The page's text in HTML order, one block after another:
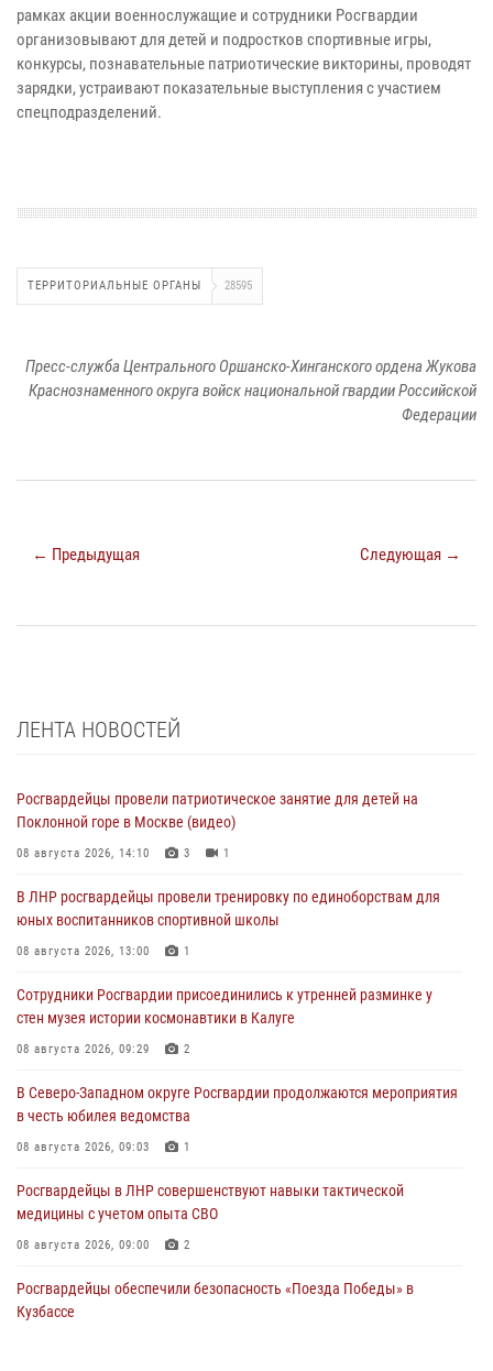
рамках акции военнослужащие и сотрудники Росгвардии
организовывают для детей и подростков спортивные игры,
конкурсы, познавательные патриотические викторины, проводят
зарядки, устраивают показательные выступления с участием
спецподразделений.
ТЕРРИТОРИАЛЬНЫЕ ОРГАНЫ 28595
Пресс-служба Центрального Оршанско-Хинганского ордена Жукова
Краснознаменного округа войск национальной гвардии Российской
Федерации
← Предыдущая Следующая →
ЛЕНТА НОВОСТЕЙ
Росгвардейцы провели патриотическое занятие для детей на
Поклонной горе в Москве (видео)
08 августа 2026, 14:10 3 1
В ЛНР росгвардейцы провели тренировку по единоборствам для
юных воспитанников спортивной школы
08 августа 2026, 13:00 1
Сотрудники Росгвардии присоединились к утренней разминке у
стен музея истории космонавтики в Калуге
08 августа 2026, 09:29 2
В Северо-Западном округе Росгвардии продолжаются мероприятия
в честь юбилея ведомства
08 августа 2026, 09:03 1
Росгвардейцы в ЛНР совершенствуют навыки тактической
медицины с учетом опыта СВО
08 августа 2026, 09:00 2
Росгвардейцы обеспечили безопасность «Поезда Победы» в
Кузбассе